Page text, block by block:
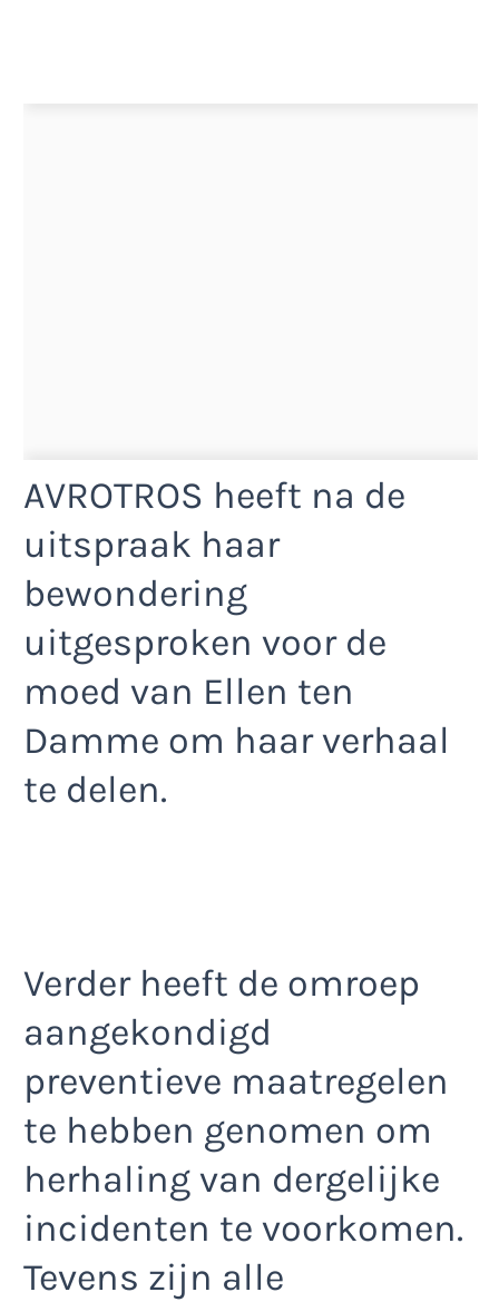
AVROTROS heeft na de
uitspraak haar
bewondering
uitgesproken voor de
moed van Ellen ten
Damme om haar verhaal
te delen.
Verder heeft de omroep
aangekondigd
preventieve maatregelen
te hebben genomen om
herhaling van dergelijke
incidenten te voorkomen.
Tevens zijn alle